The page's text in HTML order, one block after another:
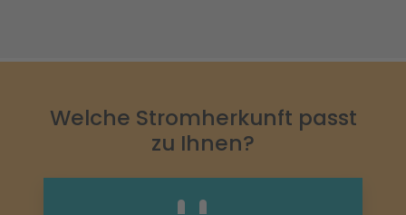
Welche Stromherkunft passt
zu Ihnen?